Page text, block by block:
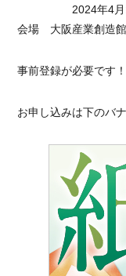
2024年4月19
会場 大阪産業創造
事前登録が必要です！
お申し込みは下のバ